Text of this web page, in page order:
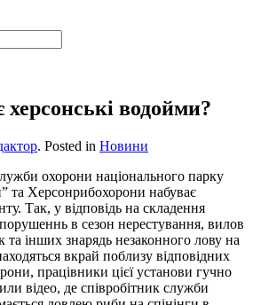
водойми?
. Posted in Новини
охорони національного парку
та Херсонрибохорони набуває
Так, у відповідь на складення
в сезон нерестування, вилов
та інших знарядь незаконного лову на
вкрай поблизу відповідних
працівники цієї установи гучно
відео, де співробітник служби